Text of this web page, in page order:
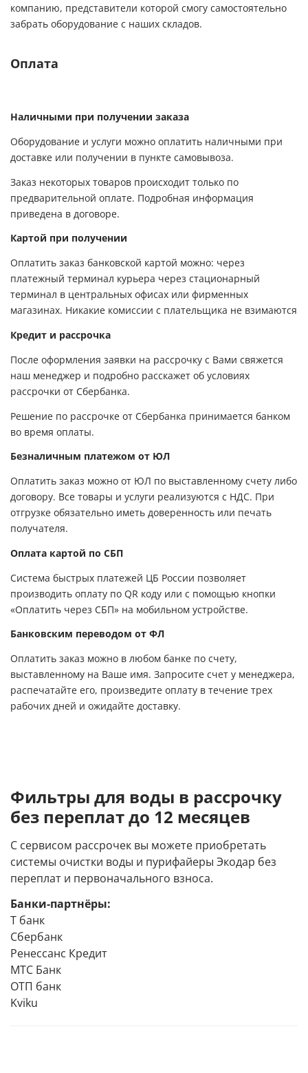
компанию, представители которой смогу самостоятельно
забрать оборудование с наших складов.
Оплата
Наличными при получении заказа
Оборудование и услуги можно оплатить наличными при
доставке или получении в пункте самовывоза.
Заказ некоторых товаров происходит только по
предварительной оплате. Подробная информация
приведена в договоре.
Картой при получении
Оплатить заказ банковской картой можно: через
платежный терминал курьера через стационарный
терминал в центральных офисах или фирменных
магазинах. Никакие комиссии с плательщика не взимаются
Кредит и рассрочка
После оформления заявки на рассрочку с Вами свяжется
наш менеджер и подробно расскажет об условиях
рассрочки от Сбербанка.
Решение по рассрочке от Сбербанка принимается банком
во время оплаты.
Безналичным платежом от ЮЛ
Оплатить заказ можно от ЮЛ по выставленному счету либо
договору. Все товары и услуги реализуются с НДС. При
отгрузке обязательно иметь доверенность или печать
получателя.
Оплата картой по СБП
Система быстрых платежей ЦБ России позволяет
производить оплату по QR коду или с помощью кнопки
«Оплатить через СБП» на мобильном устройстве.
Банковским переводом от ФЛ
Оплатить заказ можно в любом банке по счету,
выставленному на Ваше имя. Запросите счет у менеджера,
распечатайте его, произведите оплату в течение трех
рабочих дней и ожидайте доставку.
Фильтры для воды в рассрочку
без переплат до 12 месяцев
С сервисом рассрочек вы можете приобретать
системы очистки воды и пурифайеры Экодар без
переплат и первоначального взноса.
Банки-партнёры:
Т банк
Сбербанк
Ренессанс Кредит
МТС Банк
ОТП банк
Kviku